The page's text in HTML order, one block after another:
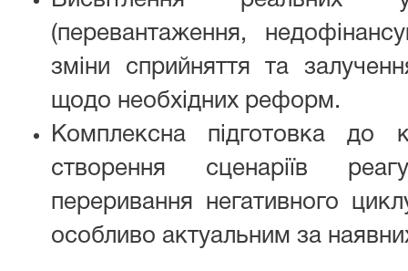
(перевантаження,
зміни сприйняття та
щодо необхідних реформ.
Комплексна підготовка до
створення сценаріїв
переривання негативного
особливо актуальним за